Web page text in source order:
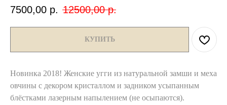
7500,00 р. 12500,00 р.
КУПИТЬ
Новинка 2018! Женские угги из натуральной замши и меха
овчины с декором кристаллом и задником усыпанным
блёстками лазерным напылением (не осыпаются).